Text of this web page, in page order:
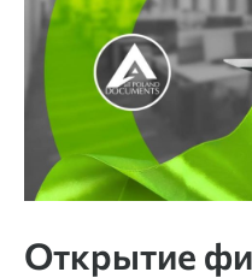
Открытие